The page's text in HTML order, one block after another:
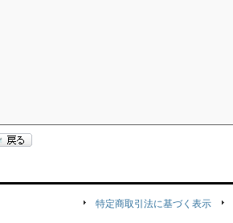
特定商取引法に基づく表示